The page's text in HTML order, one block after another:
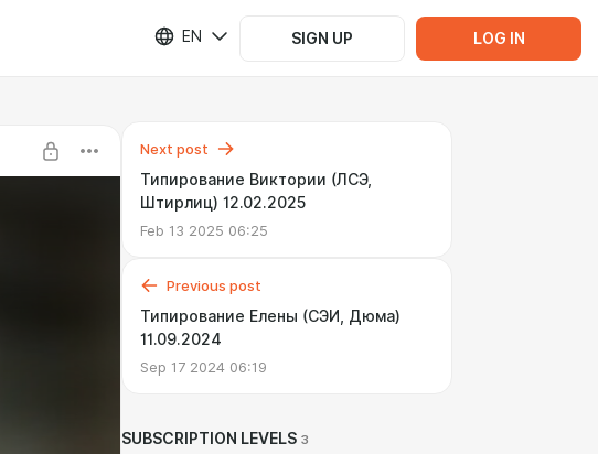
EN SIGN UP LOG IN
Next post
Типирование Виктории (ЛСЭ,
Штирлиц) 12.02.2025
Feb 13 2025 06:25
Previous post
Типирование Елены (СЭИ, Дюма)
11.09.2024
Sep 17 2024 06:19
SUBSCRIPTION LEVELS 3